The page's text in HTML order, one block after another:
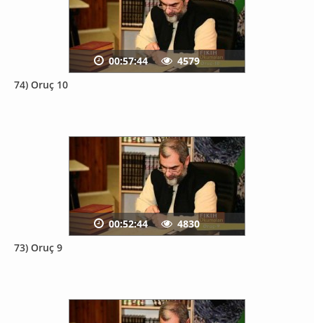
74) Oruç 10
00:57:44 4579
73) Oruç 9
00:52:44 4830